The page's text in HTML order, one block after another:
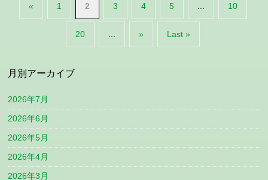
« 1 2 3 4 5 10
20 » Last »
月別アーカイブ
2026年7月
2026年6月
2026年5月
2026年4月
2026年3月